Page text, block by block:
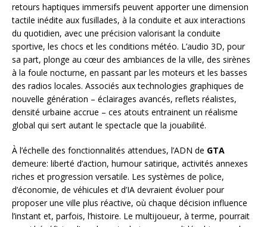
retours haptiques immersifs peuvent apporter une dimension
tactile inédite aux fusillades, à la conduite et aux interactions
du quotidien, avec une précision valorisant la conduite
sportive, les chocs et les conditions météo. L’audio 3D, pour
sa part, plonge au cœur des ambiances de la ville, des sirènes
à la foule nocturne, en passant par les moteurs et les basses
des radios locales. Associés aux technologies graphiques de
nouvelle génération – éclairages avancés, reflets réalistes,
densité urbaine accrue – ces atouts entrainent un réalisme
global qui sert autant le spectacle que la jouabilité.
À l’échelle des fonctionnalités attendues, l’ADN de GTA
demeure: liberté d’action, humour satirique, activités annexes
riches et progression versatile. Les systèmes de police,
d’économie, de véhicules et d’IA devraient évoluer pour
proposer une ville plus réactive, où chaque décision influence
l’instant et, parfois, l’histoire. Le multijoueur, à terme, pourrait